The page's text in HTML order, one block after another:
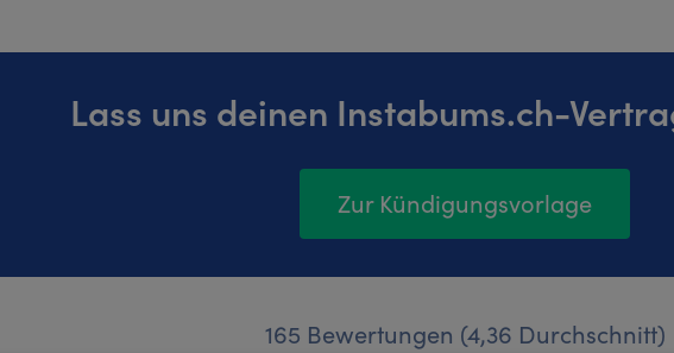
Lass uns deinen Instabums.ch-
Zur Kündigungsvorlage
165 Bewertungen (4,36 Durchschnitt)